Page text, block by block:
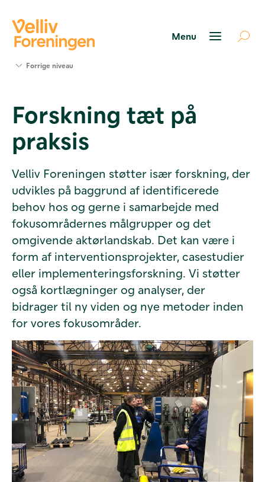
Værktøjer
og viden
Om Velliv
Foreningen
os
Forrige niveau
Forskning tæt på
praksis
Velliv Foreningen støtter især forskning, der
udvikles på baggrund af identificerede
behov hos og gerne i samarbejde med
fokusområdernes målgrupper og det
omgivende aktørlandskab. Det kan være i
form af interventionsprojekter, casestudier
eller implementeringsforskning. Vi støtter
også kortlægninger og analyser, der
bidrager til ny viden og nye metoder inden
for vores fokusområder.